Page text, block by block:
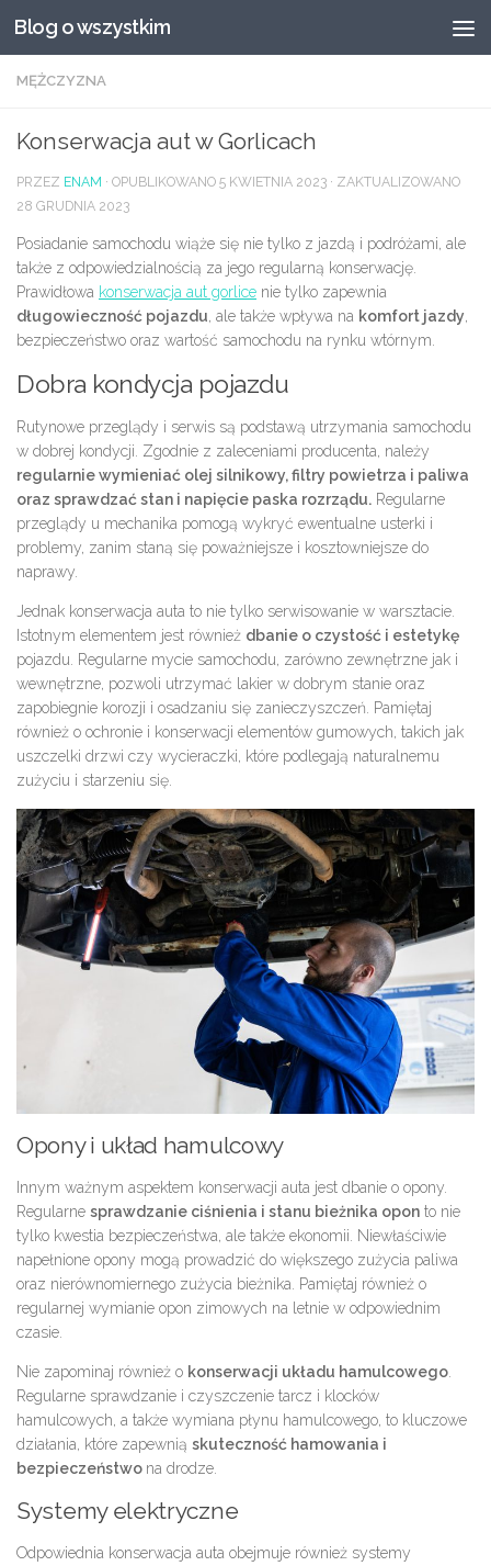
Przeskocz do treści
Blog o wszystkim
MĘŻCZYZNA
Konserwacja aut w Gorlicach
PRZEZ ENAM · OPUBLIKOWANO 5 KWIETNIA 2023 · ZAKTUALIZOWANO
28 GRUDNIA 2023
Posiadanie samochodu wiąże się nie tylko z jazdą i podróżami, ale
także z odpowiedzialnością za jego regularną konserwację.
Prawidłowa konserwacja aut gorlice nie tylko zapewnia
długowieczność pojazdu, ale także wpływa na komfort jazdy,
bezpieczeństwo oraz wartość samochodu na rynku wtórnym.
Dobra kondycja pojazdu
Rutynowe przeglądy i serwis są podstawą utrzymania samochodu
w dobrej kondycji. Zgodnie z zaleceniami producenta, należy
regularnie wymieniać olej silnikowy, filtry powietrza i paliwa
oraz sprawdzać stan i napięcie paska rozrządu. Regularne
przeglądy u mechanika pomogą wykryć ewentualne usterki i
problemy, zanim staną się poważniejsze i kosztowniejsze do
naprawy.
Jednak konserwacja auta to nie tylko serwisowanie w warsztacie.
Istotnym elementem jest również dbanie o czystość i estetykę
pojazdu. Regularne mycie samochodu, zarówno zewnętrzne jak i
wewnętrzne, pozwoli utrzymać lakier w dobrym stanie oraz
zapobiegnie korozji i osadzaniu się zanieczyszczeń. Pamiętaj
również o ochronie i konserwacji elementów gumowych, takich jak
uszczelki drzwi czy wycieraczki, które podlegają naturalnemu
zużyciu i starzeniu się.
Opony i układ hamulcowy
Innym ważnym aspektem konserwacji auta jest dbanie o opony.
Regularne sprawdzanie ciśnienia i stanu bieżnika opon to nie
tylko kwestia bezpieczeństwa, ale także ekonomii. Niewłaściwie
napełnione opony mogą prowadzić do większego zużycia paliwa
oraz nierównomiernego zużycia bieżnika. Pamiętaj również o
regularnej wymianie opon zimowych na letnie w odpowiednim
czasie.
Nie zapominaj również o konserwacji układu hamulcowego
Regularne sprawdzanie i czyszczenie tarcz i klocków
hamulcowych, a także wymiana płynu hamulcowego, to kluczowe
działania, które zapewnią skuteczność hamowania i
bezpieczeństwo na drodze.
Systemy elektryczne
Odpowiednia konserwacja auta obejmuje również systemy